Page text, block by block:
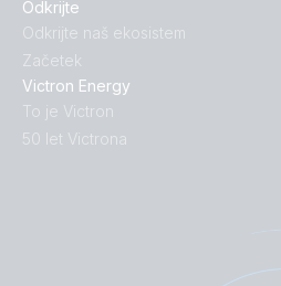
Odkrijte
Odkrijte naš ekosistem
Začetek
Victron Energy
To je Victron
50 let Victrona